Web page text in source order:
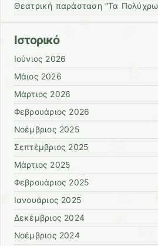
Θεατρική παράσταση “Τα
Ιστορικό
Ιούνιος 2026
Μάιος 2026
Μάρτιος 2026
Φεβρουάριος 2026
Νοέμβριος 2025
Σεπτέμβριος 2025
Μάρτιος 2025
Φεβρουάριος 2025
Ιανουάριος 2025
Δεκέμβριος 2024
Νοέμβριος 2024